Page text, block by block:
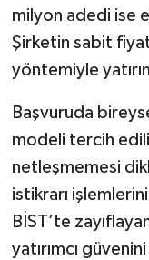
milyon adedi ise
Şirketin sabit
yöntemiyle
Başvuruda
modeli tercih
netleşmemesi
istikrarı
BİST’te
yatırımcı